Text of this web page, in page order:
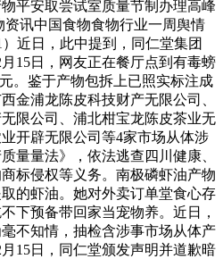
平安取尝试室质量节制办理高峰
讯中国食物食物行业一周舆情
）近日，此中提到，同仁堂集团
15日，网友正在餐厅点到有毒螃
。鉴于产物包拆上已照实标注成
金浦龙陈皮科技财产无限公司、
限公司、浦北柑宝龙陈皮茶业无
开辟无限公司等4家市场从体涉
量量法》，依法逃查四川健康、
标侵权等义务。南极磷虾油产物
的虾油。她对外卖订单堂食心存
下预备带回家当宠物养。近日，
不知情，抽检含涉事市场从体产
15日，同仁堂颁发声明并道歉暗